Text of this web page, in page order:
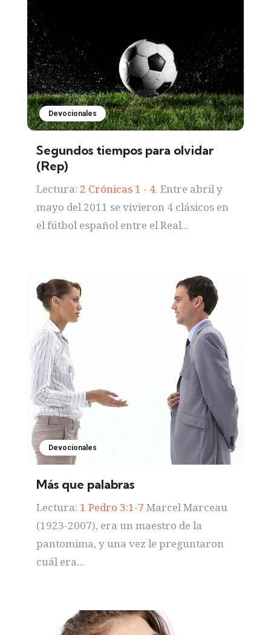
Devocionales
Segundos tiempos para olvidar
(Rep)
Lectura: 2 Crónicas 1 - 4. Entre abril y
mayo del 2011 se vivieron 4 clásicos en
el fútbol español entre el Real...
Devocionales
Más que palabras
Lectura: 1 Pedro 3:1-7 Marcel Marceau
(1923-2007), era un maestro de la
pantomima, y una vez le preguntaron
cuál era...